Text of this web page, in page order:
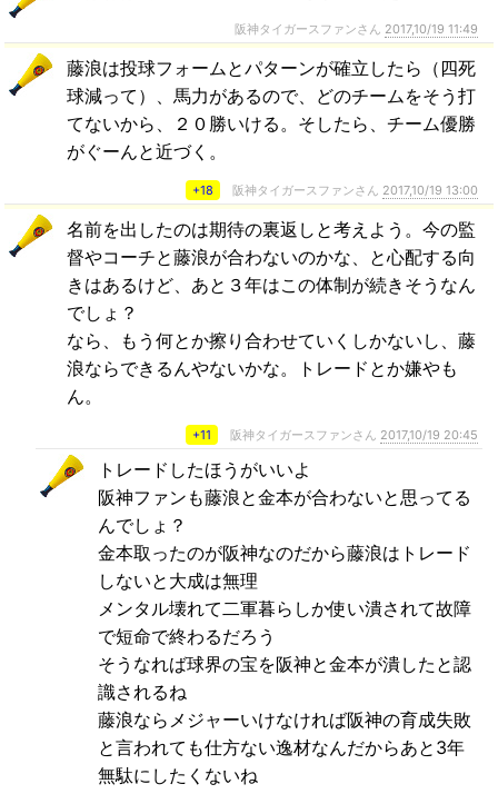
阪神タイガースファンさん 2017,10/19 11:49
藤浪は投球フォームとパターンが確立したら（四死
球減って）、馬力があるので、どのチームをそう打
てないから、２０勝いける。そしたら、チーム優勝
がぐーんと近づく。
+18 阪神タイガースファンさん 2017,10/19 13:00
名前を出したのは期待の裏返しと考えよう。今の監
督やコーチと藤浪が合わないのかな、と心配する向
きはあるけど、あと３年はこの体制が続きそうなん
でしょ？
なら、もう何とか擦り合わせていくしかないし、藤
浪ならできるんやないかな。トレードとか嫌やも
ん。
+11 阪神タイガースファンさん 2017,10/19 20:45
トレードしたほうがいいよ
阪神ファンも藤浪と金本が合わないと思ってる
んでしょ？
金本取ったのが阪神なのだから藤浪はトレード
しないと大成は無理
メンタル壊れて二軍暮らしか使い潰されて故障
で短命で終わるだろう
そうなれば球界の宝を阪神と金本が潰したと認
識されるね
藤浪ならメジャーいけなければ阪神の育成失敗
と言われても仕方ない逸材なんだからあと3年
無駄にしたくないね